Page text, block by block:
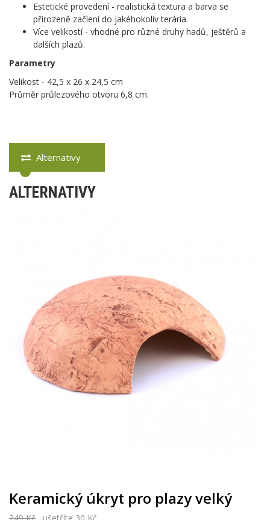
Estetické provedení - realistická textura a barva se
přirozeně začlení do jakéhokoliv terária.
Více velikostí - vhodné pro různé druhy hadů, ještěrů a
dalších plazů.
Parametry
Velikost - 42,5 x 26 x 24,5 cm
Průměr průlezového otvoru 6,8 cm.
Alternativy
ALTERNATIVY
Keramický úkryt pro plazy velký